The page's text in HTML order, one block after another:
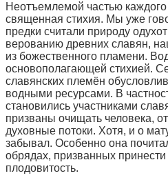
Неотъемлемой частью
священная стихия. Мы уже
предки считали природу
верованию древних славян,
из божественного пламени.
основополагающей стихией.
славянских племён
водными ресурсами. В
становились участниками
призваны очищать человека,
духовные потоки. Хотя, и о
забывал. Особенно она
обрядах, призванных
плодовитость.